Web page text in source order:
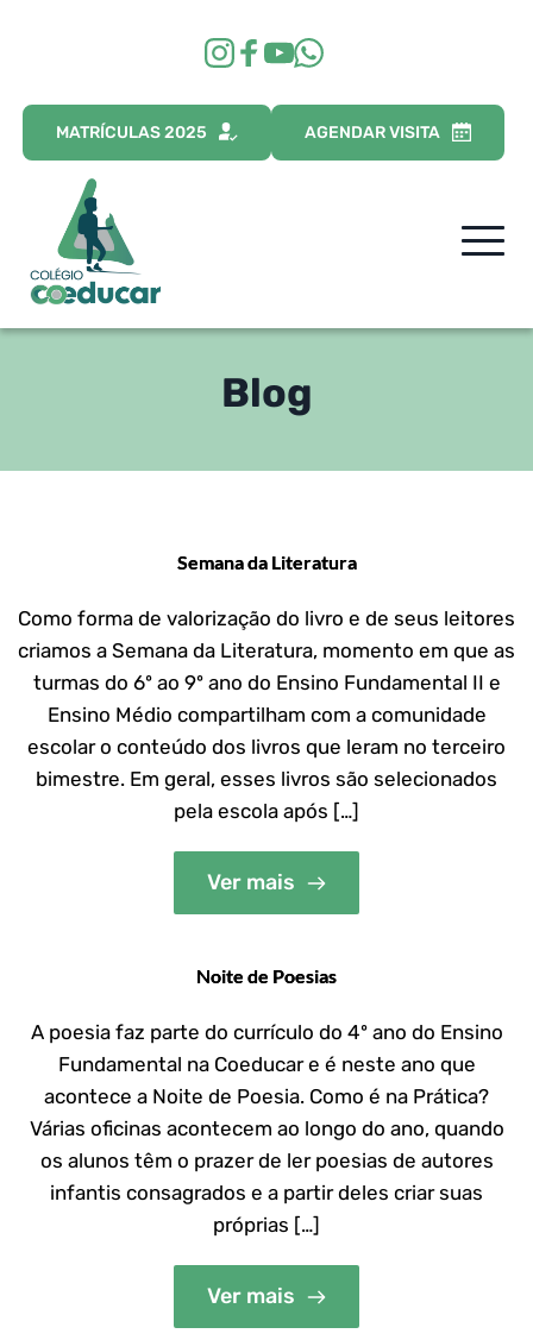
MATRÍCULAS 2025 AGENDAR VISITA
Blog
Semana da Literatura
Como forma de valorização do livro e de seus leitores
criamos a Semana da Literatura, momento em que as
turmas do 6º ao 9º ano do Ensino Fundamental II e
Ensino Médio compartilham com a comunidade
escolar o conteúdo dos livros que leram no terceiro
bimestre. Em geral, esses livros são selecionados
pela escola após […]
Ver mais
Noite de Poesias
A poesia faz parte do currículo do 4º ano do Ensino
Fundamental na Coeducar e é neste ano que
acontece a Noite de Poesia. Como é na Prática?
Várias oficinas acontecem ao longo do ano, quando
os alunos têm o prazer de ler poesias de autores
infantis consagrados e a partir deles criar suas
próprias […]
Ver mais